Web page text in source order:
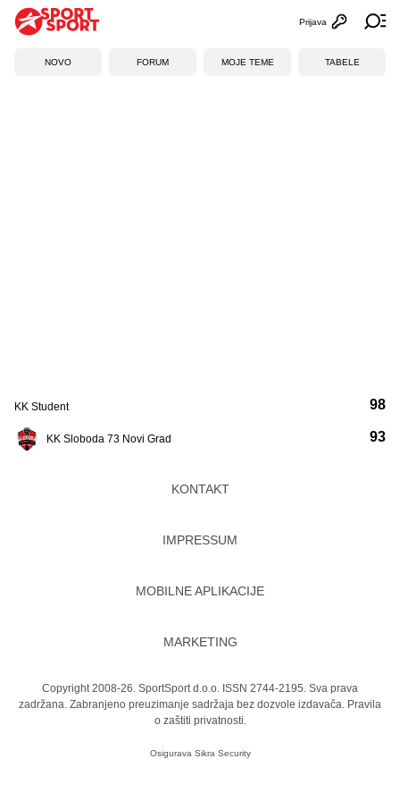
Otvori
Prijava
NOVO FORUM MOJE TEME TABELE
KK Student
KK Sloboda 73 Novi Grad
98
93
KONTAKT
IMPRESSUM
MOBILNE APLIKACIJE
MARKETING
Copyright 2008-26. SportSport d.o.o. ISSN 2744-2195. Sva prava
zadržana. Zabranjeno preuzimanje sadržaja bez dozvole izdavača. Pravila
o zaštiti privatnosti.
Osigurava Sikra Security